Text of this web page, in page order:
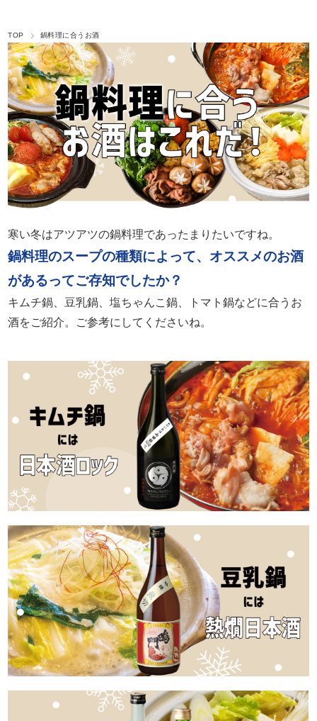
TOP 鍋料理に合うお酒
寒い冬はアツアツの鍋料理であったまりたいですね。
鍋料理のスープの種類によって、オススメのお酒
があるってご存知でしたか？
キムチ鍋、豆乳鍋、塩ちゃんこ鍋、トマト鍋などに合うお
酒をご紹介。ご参考にしてくださいね。